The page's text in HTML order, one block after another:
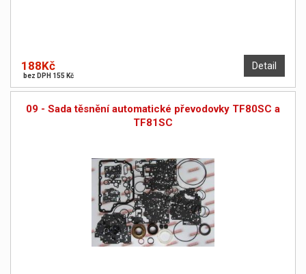
Detail
188Kč
bez DPH 155 Kč
09 - Sada těsnění automatické převodovky TF80SC a
TF81SC